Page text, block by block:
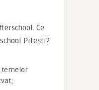
Ce
Pitești?
temelor